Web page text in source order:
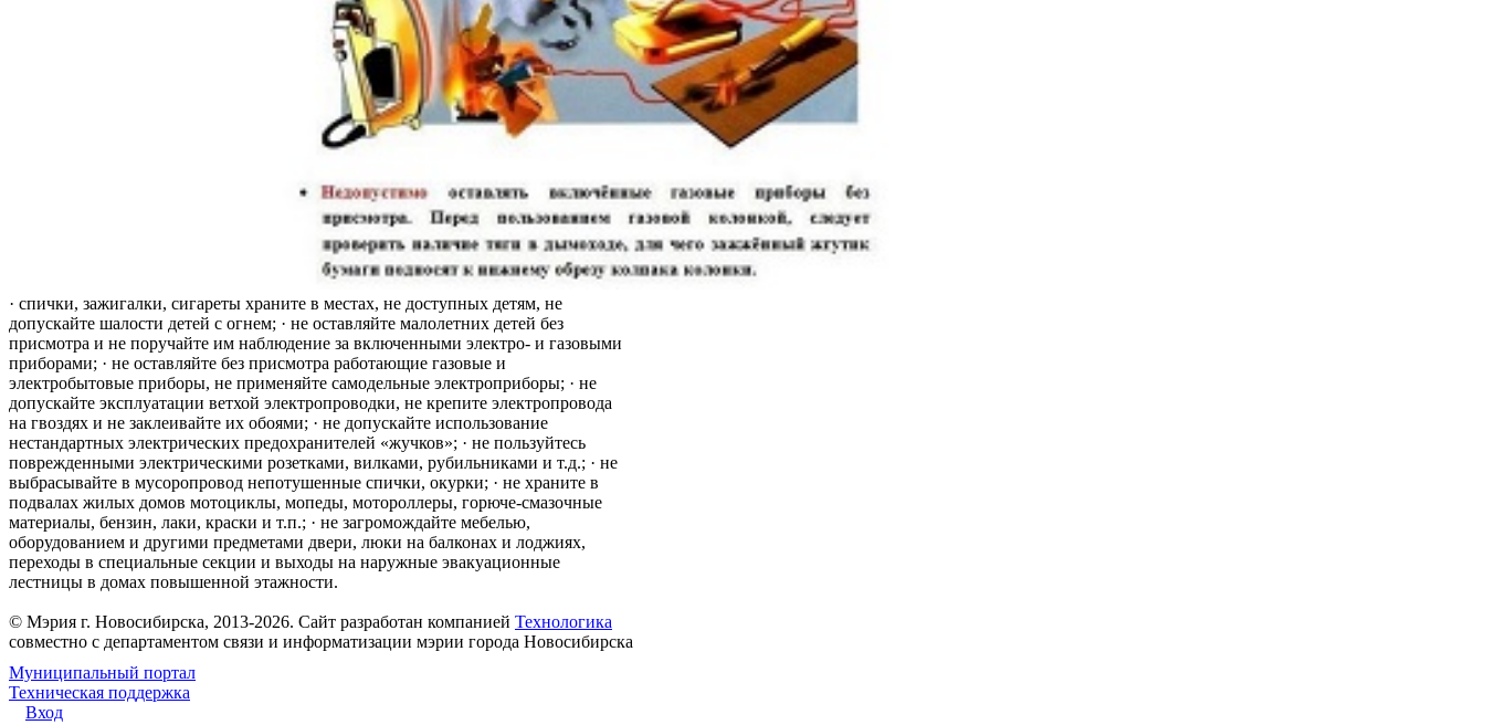
· спички, зажигалки, сигареты храните в местах, не доступных детям, не
допускайте шалости детей с огнем; · не оставляйте малолетних детей без
присмотра и не поручайте им наблюдение за включенными электро- и газовыми
приборами; · не оставляйте без присмотра работающие газовые и
электробытовые приборы, не применяйте самодельные электроприборы; · не
допускайте эксплуатации ветхой электропроводки, не крепите электропровода
на гвоздях и не заклеивайте их обоями; · не допускайте использование
нестандартных электрических предохранителей «жучков»; · не пользуйтесь
поврежденными электрическими розетками, вилками, рубильниками и т.д.; · не
выбрасывайте в мусоропровод непотушенные спички, окурки; · не храните в
подвалах жилых домов мотоциклы, мопеды, мотороллеры, горюче-смазочные
материалы, бензин, лаки, краски и т.п.; · не загромождайте мебелью,
оборудованием и другими предметами двери, люки на балконах и лоджиях,
переходы в специальные секции и выходы на наружные эвакуационные
лестницы в домах повышенной этажности.
© Мэрия г. Новосибирска, 2013-2026. Сайт разработан компанией Технологика
совместно с департаментом связи и информатизации мэрии города Новосибирска
Муниципальный портал
Техническая поддержка
Вход